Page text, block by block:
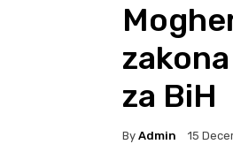
za BiH
By Admin 15